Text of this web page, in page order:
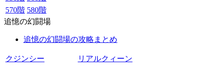
570階 580階
追憶の幻闘場
追憶の幻闘場の攻略まとめ
クジンシー
リアルクィーン